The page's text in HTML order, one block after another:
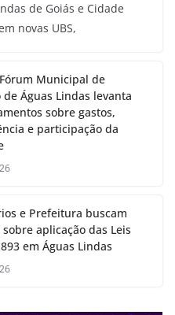
de Goiás e Cidade
novas UBS,
Municipal de
de Águas Lindas levanta
sobre gastos,
e participação da
e Prefeitura buscam
aplicação das Leis
em Águas Lindas